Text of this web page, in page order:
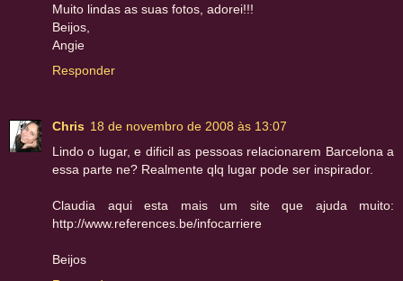
Muito lindas as suas fotos, adorei!!!
Beijos,
Angie
Responder
Chris 18 de novembro de 2008 às 13:07
Lindo o lugar, e dificil as pessoas relacionarem Barcelona a
essa parte ne? Realmente qlq lugar pode ser inspirador.
Claudia aqui esta mais um site que ajuda muito:
http://www.references.be/infocarriere
Beijos